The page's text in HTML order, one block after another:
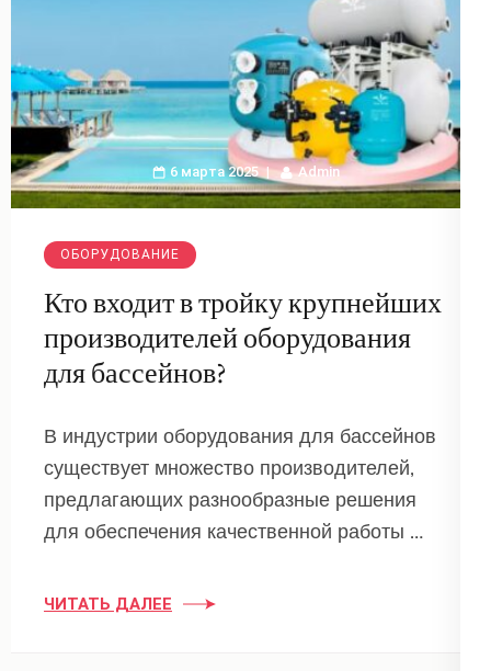
6 марта 2025 Admin
ОБОРУДОВАНИЕ
Кто входит в тройку крупнейших
производителей оборудования
для бассейнов?
В индустрии оборудования для бассейнов
существует множество производителей,
предлагающих разнообразные решения
для обеспечения качественной работы …
ЧИТАТЬ ДАЛЕЕ